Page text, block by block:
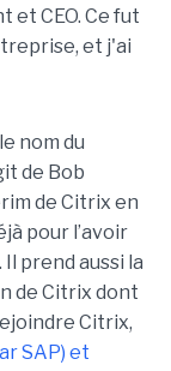
et CEO. Ce fut
et j'ai
nom du
de Bob
de Citrix en
pour l’avoir
prend aussi la
de Citrix dont
Citrix,
SAP) et